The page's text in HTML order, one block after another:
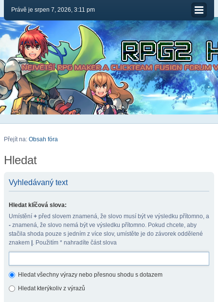
Právě je srpen 7, 2026, 3:11 pm
Přejít na: Obsah fóra
Hledat
Vyhledávaný text
Hledat klíčová slova:
Umístění + před slovem znamená, že slovo musí být ve výsledku přítomno, a
- znamená, že slovo nemá být ve výsledku přítomno. Pokud chcete, aby
stačila shoda pouze s jedním z více slov, umístěte je do závorek oddělené
znakem . Použitím * nahradíte část slova
Hledat všechny výrazy nebo přesnou shodu s dotazem
Hledat kterýkoliv z výrazů